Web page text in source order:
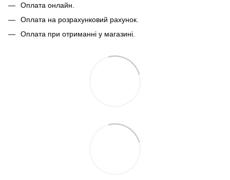
Оплата онлайн.
Оплата на розрахунковий рахунок.
Оплата при отриманні у магазині.